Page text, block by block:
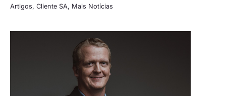
Artigos, Cliente SA, Mais Notícias